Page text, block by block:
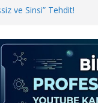
ve Sinsi” Tehdit!
Bugün BulutTahsilat’ta
Kemal Oral Tüm